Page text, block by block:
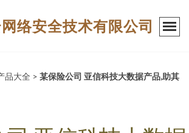
络安全技术有限公司
品大全 > 某保险公司 亚信科技大数据产品,助其